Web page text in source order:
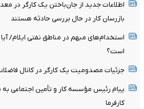
اطلاعات جدید از جان‌باختن یک کارگر
بازرسان کار در حال بررسی حادثه هستند
استخدام‌های مبهم در مناطق نفتی ایلام/
است؟
جزئیات مصدومیت یک کارگر در کانال
پیام رئیس مؤسسه کار و تأمین اجتماعی
کارفرما